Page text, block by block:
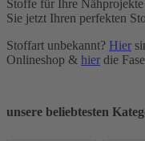
Stoffe für Ihre
Sie jetzt Ihren perfekten
Stoffart unbekannt? Hier
Onlineshop & hier die
unsere beliebtesten